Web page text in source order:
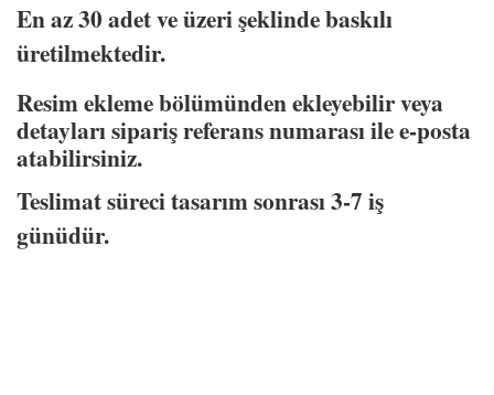
En az 30 adet ve üzeri şeklinde baskılı
üretilmektedir.
Resim ekleme bölümünden ekleyebilir veya
detayları sipariş referans numarası ile e-posta
atabilirsiniz.
Teslimat süreci tasarım sonrası 3-7 iş
günüdür.